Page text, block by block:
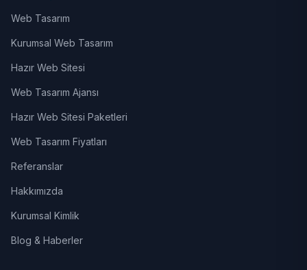
Web Tasarım
Kurumsal Web Tasarım
Hazır Web Sitesi
Web Tasarım Ajansı
Hazır Web Sitesi Paketleri
Web Tasarım Fiyatları
Referanslar
Hakkımızda
Kurumsal Kimlik
Blog & Haberler